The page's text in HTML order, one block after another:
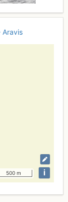
Aravis
500 m i